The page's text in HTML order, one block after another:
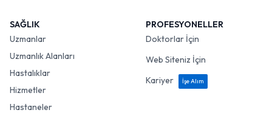
SAĞLIK
Uzmanlar
Uzmanlık Alanları
Hastalıklar
Hizmetler
Hastaneler
PROFESYONELLER
Doktorlar İçin
Web Siteniz İçin
Kariyer
İşe Alım